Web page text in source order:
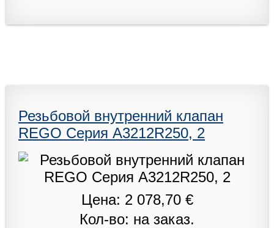
Резьбовой внутренний клапан
REGO Серия A3212R250, 2
Цена: 2 078,70 €
Кол-во: на заказ.